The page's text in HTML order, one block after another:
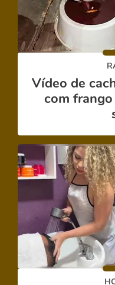
Vídeo de
com